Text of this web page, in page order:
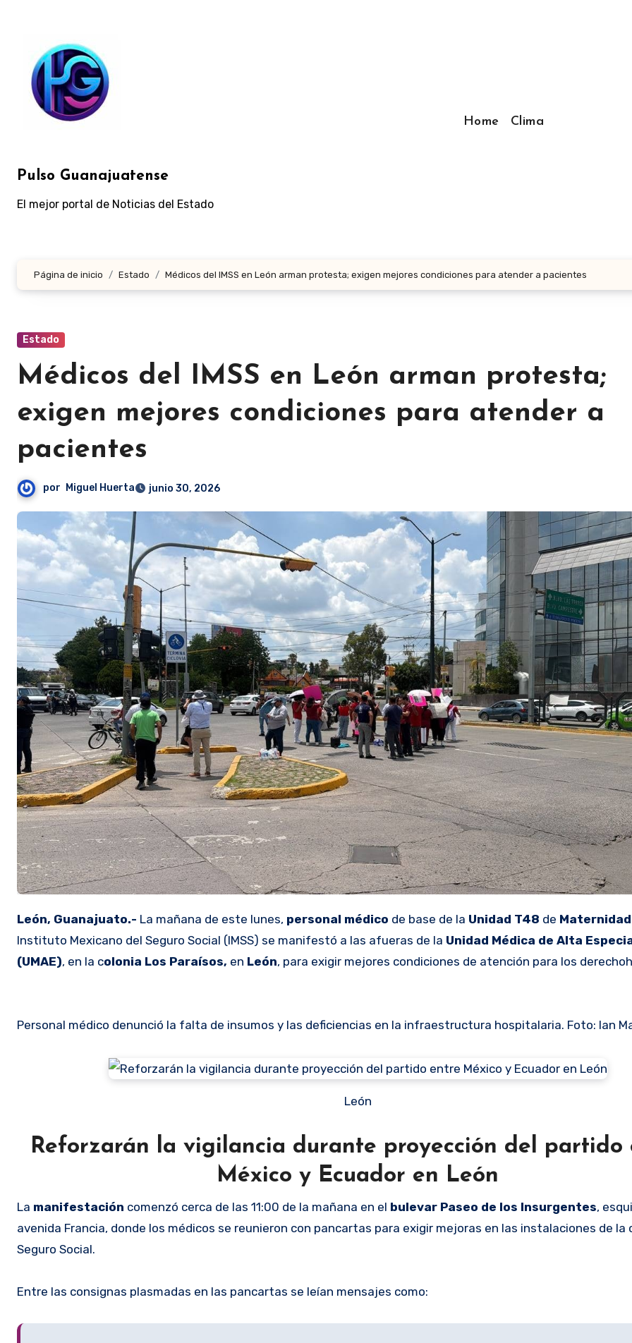
contenido
Pulso Guanajuatense
El mejor portal de Noticias del Estado
Home Clima
Página de inicio Estado Médicos del IMSS en León arman protesta; exigen mejores condiciones para atender a pacientes
Estado
Médicos del IMSS en León arman protesta;
exigen mejores condiciones para atender a
pacientes
por Miguel Huerta junio 30, 2026
León, Guanajuato.- La mañana de este lunes, personal médico de base de la Unidad T48 de Maternidad
Instituto Mexicano del Seguro Social (IMSS) se manifestó a las afueras de la Unidad Médica de Alta
(UMAE), en la colonia Los Paraísos, en León, para exigir mejores condiciones de atención para los
Personal médico denunció la falta de insumos y las deficiencias en la infraestructura hospitalaria. Foto: Ian
León
Reforzarán la vigilancia durante proyección del partido
México y Ecuador en León
La manifestación comenzó cerca de las 11:00 de la mañana en el bulevar Paseo de los Insurgentes,
avenida Francia, donde los médicos se reunieron con pancartas para exigir mejoras en las instalaciones de la
Seguro Social.
Entre las consignas plasmadas en las pancartas se leían mensajes como: